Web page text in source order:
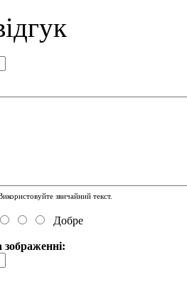
звичайний текст.
Добре
зображенні: